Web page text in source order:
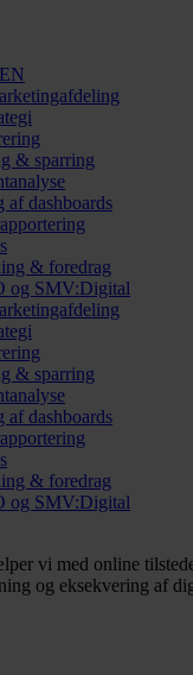
& sparring
af dashboards
& foredrag
og SMV:Digital
& sparring
af dashboards
& foredrag
og SMV:Digital
vi med online
og eksekvering af